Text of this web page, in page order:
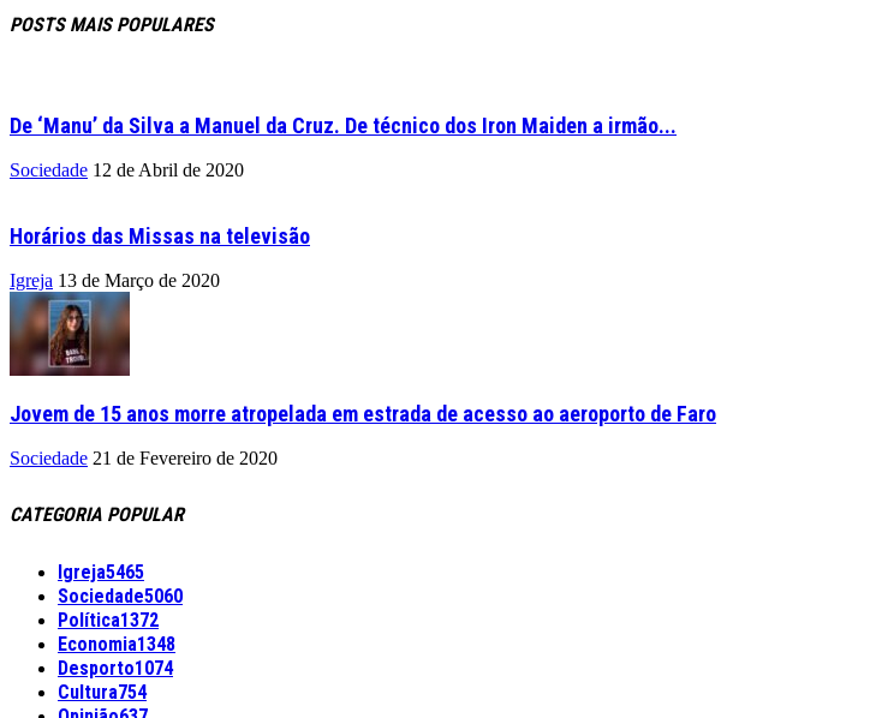
POSTS MAIS POPULARES
De ‘Manu’ da Silva a Manuel da Cruz. De técnico dos Iron Maiden a irmão...
Sociedade 12 de Abril de 2020
Horários das Missas na televisão
Igreja 13 de Março de 2020
Jovem de 15 anos morre atropelada em estrada de acesso ao aeroporto de Faro
Sociedade 21 de Fevereiro de 2020
CATEGORIA POPULAR
Igreja5465
Sociedade5060
Política1372
Economia1348
Desporto1074
Cultura754